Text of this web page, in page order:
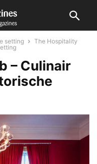
setting
The Hospitality
– Culinair